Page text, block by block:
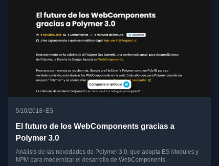
5/10/2018• ES
El futuro de los WebComponents gracias a
Polymer 3.0
Análisis de las novedades de Polymer 3.0, que adopta ES Modules y
NPM para modernizar el desarrollo de WebComponents.